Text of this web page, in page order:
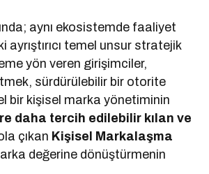
aynı ekosistemde faaliyet
temel unsur stratejik
yön veren girişimciler,
sürdürülebilir bir otorite
bir kişisel marka yönetiminin
daha tercih edilebilir kılan ve
çıkan Kişisel Markalaşma
değerine dönüştürmenin